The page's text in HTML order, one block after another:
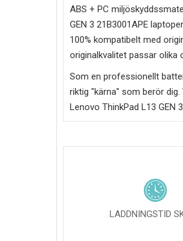
ABS + PC
GEN 3 21B3001APE
100% kompatibelt med
originalkvalitet passar olika
Som en professionellt
riktig "kärna" som berör
Lenovo ThinkPad L13 GEN
LADDNINGSTID